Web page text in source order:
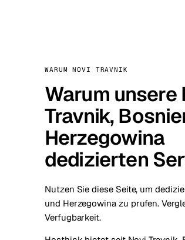
WARUM NOVI TRAVNIK
Warum unsere
Travnik,
Herzegowina
dedizierten
Nutzen Sie diese Seite, um
und Herzegowina zu prufen.
Verfugbarkeit.